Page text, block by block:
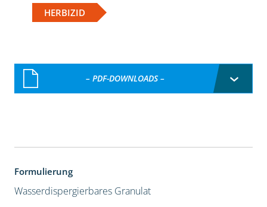
HERBIZID
– PDF-DOWNLOADS –
Formulierung
Wasserdispergierbares Granulat